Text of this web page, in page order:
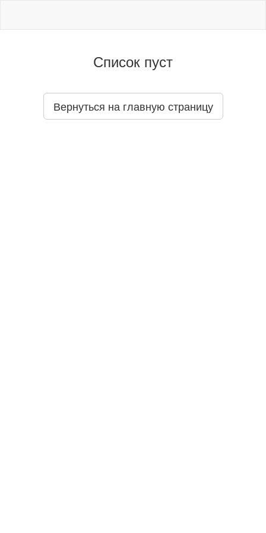
Список пуст
Вернуться на главную страницу